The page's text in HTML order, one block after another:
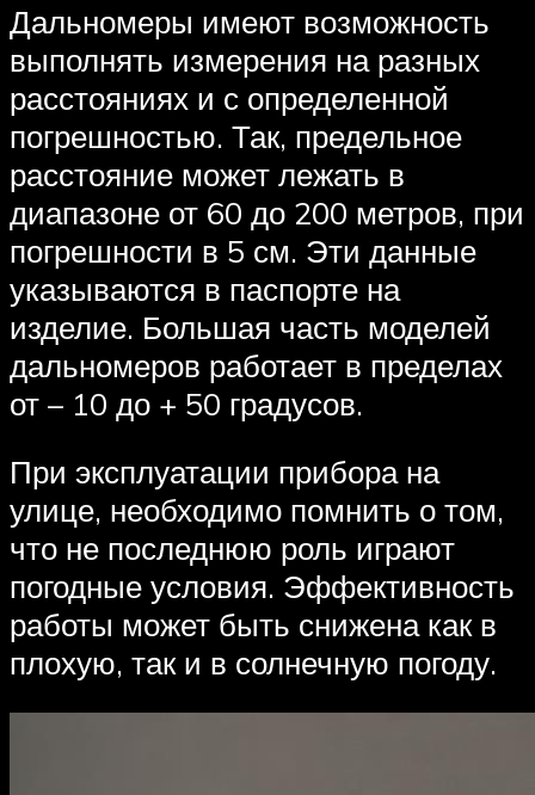
Дальномеры имеют возможность
выполнять измерения на разных
расстояниях и с определенной
погрешностью. Так, предельное
расстояние может лежать в
диапазоне от 60 до 200 метров, при
погрешности в 5 см. Эти данные
указываются в паспорте на
изделие. Большая часть моделей
дальномеров работает в пределах
от – 10 до + 50 градусов.
При эксплуатации прибора на
улице, необходимо помнить о том,
что не последнюю роль играют
погодные условия. Эффективность
работы может быть снижена как в
плохую, так и в солнечную погоду.